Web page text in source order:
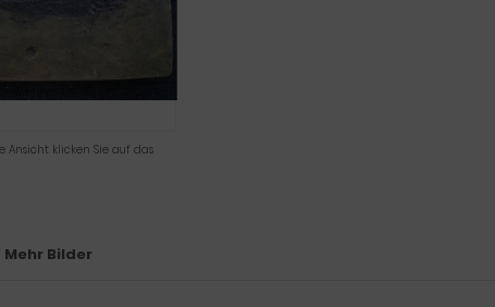
Ansicht klicken Sie auf das
Mehr Bilder